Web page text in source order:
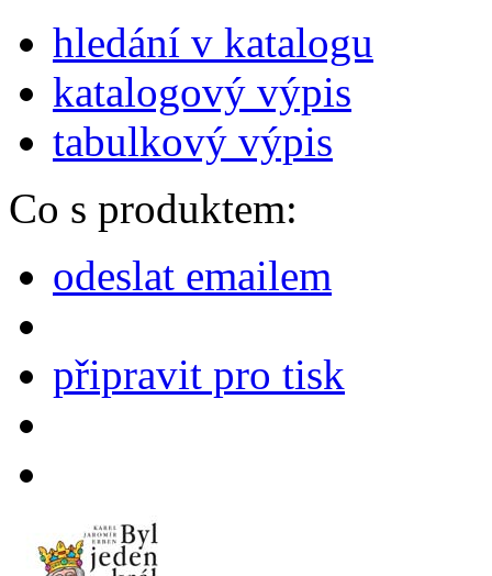
hledání v katalogu
katalogový výpis
tabulkový výpis
Co s produktem:
odeslat emailem
připravit pro tisk